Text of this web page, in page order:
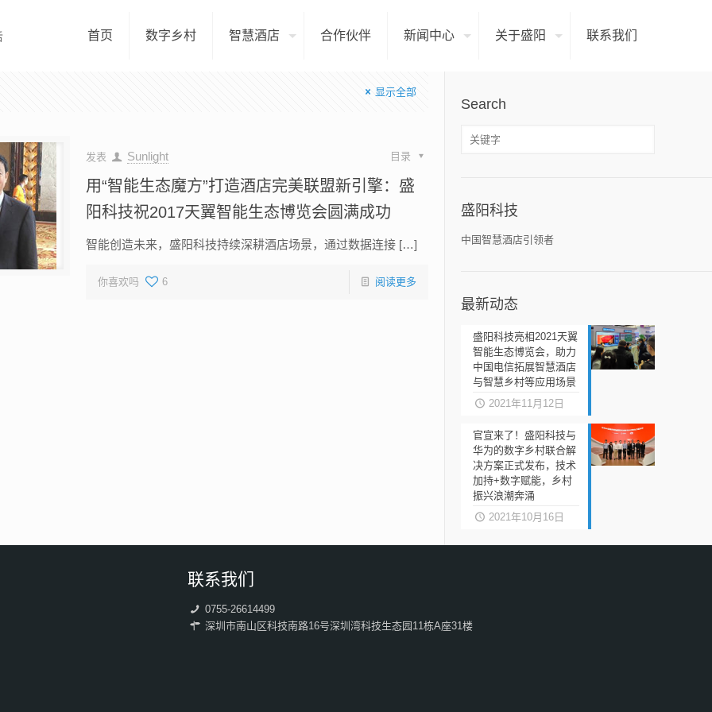
首页 数字乡村 智慧酒店 合作伙伴 新闻中心 关于盛阳 联系我们
显示全部
发表 Sunlight 目录
用“智能生态魔方”打造酒店完美联盟新引擎：盛
阳科技祝2017天翼智能生态博览会圆满成功
智能创造未来，盛阳科技持续深耕酒店场景，通过数据连接 […]
你喜欢吗 6 阅读更多
Search
盛阳科技
中国智慧酒店引领者
最新动态
盛阳科技亮相2021天翼
智能生态博览会，助力
中国电信拓展智慧酒店
与智慧乡村等应用场景
2021年11月12日
官宣来了！盛阳科技与
华为的数字乡村联合解
决方案正式发布，技术
加持+数字赋能，乡村
振兴浪潮奔涌
2021年10月16日
联系我们
0755-26614499
深圳市南山区科技南路16号深圳湾科技生态园11栋A座31楼